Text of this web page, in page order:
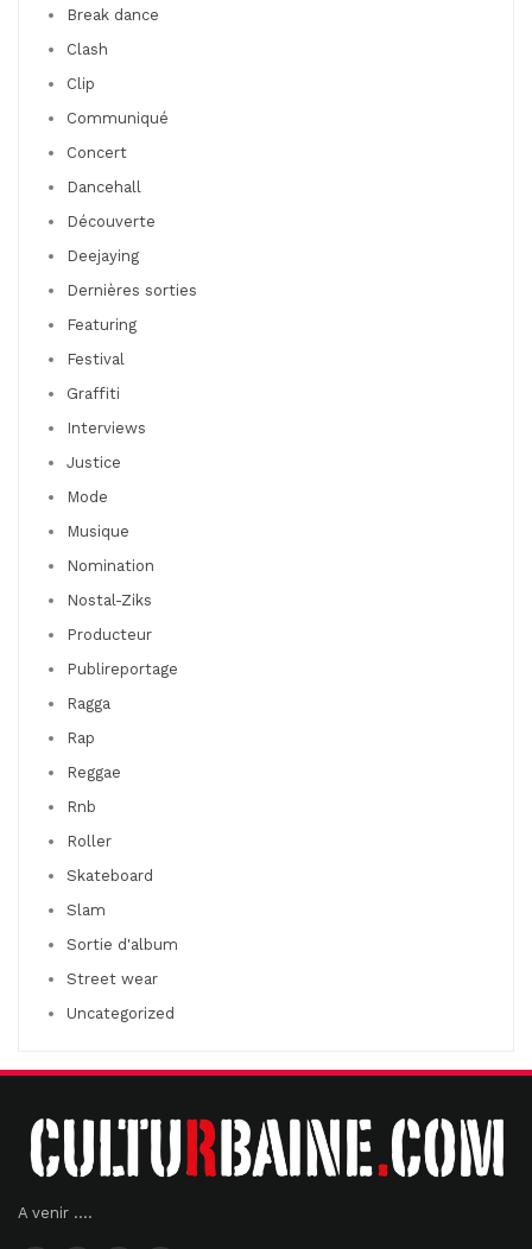
Break dance
Clash
Clip
Communiqué
Concert
Dancehall
Découverte
Deejaying
Dernières sorties
Featuring
Festival
Graffiti
Interviews
Justice
Mode
Musique
Nomination
Nostal-Ziks
Producteur
Publireportage
Ragga
Rap
Reggae
Rnb
Roller
Skateboard
Slam
Sortie d'album
Street wear
Uncategorized
A venir ....